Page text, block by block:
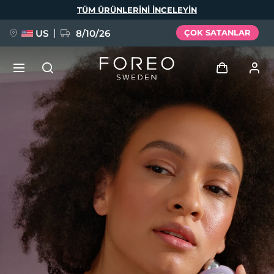
TÜM ÜRÜNLERINI INCELEYIN
US 8/10/26 ÇOK SATANLAR
Kullanici profi̇li̇
Cihazlarım
Siparişlerim
Adresim
Aboneliklerim
YENİ
FAQ™ Pure Beauty-Tech Elixir
BREAKING NEWS
issa™ Teeth Whitening Set
Dil Seçimi
English Deutsch
Español
Français
Italiano
Português
Polski
Svenska
Русский
Türkçe
简体中文 繁體中文